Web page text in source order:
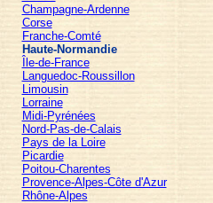
Champagne-Ardenne
Corse
Franche-Comté
Haute-Normandie
Île-de-France
Languedoc-Roussillon
Limousin
Lorraine
Midi-Pyrénées
Nord-Pas-de-Calais
Pays de la Loire
Picardie
Poitou-Charentes
Provence-Alpes-Côte d'Azur
Rhône-Alpes